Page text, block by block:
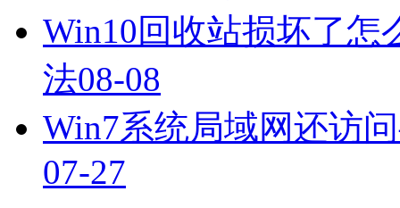
Win10回收站损坏了怎
法08-08
Win7系统局域网还访
07-27